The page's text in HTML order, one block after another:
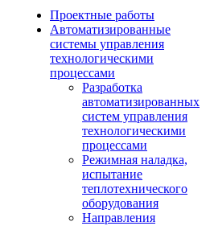
Проектные работы
Автоматизированные
системы управления
технологическими
процессами
Разработка
автоматизированных
систем управления
технологическими
процессами
Режимная наладка,
испытание
теплотехнического
оборудования
Направления